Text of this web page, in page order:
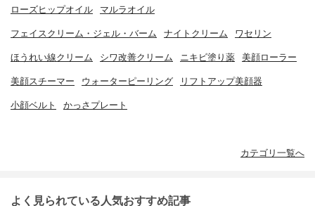
ローズヒップオイル マルラオイル
フェイスクリーム・ジェル・バーム ナイトクリーム ワセリン
ほうれい線クリーム シワ改善クリーム ニキビ塗り薬 美顔ローラー
美顔スチーマー ウォーターピーリング リフトアップ美顔器
小顔ベルト かっさプレート
カテゴリ一覧へ
よく見られている人気おすすめ記事